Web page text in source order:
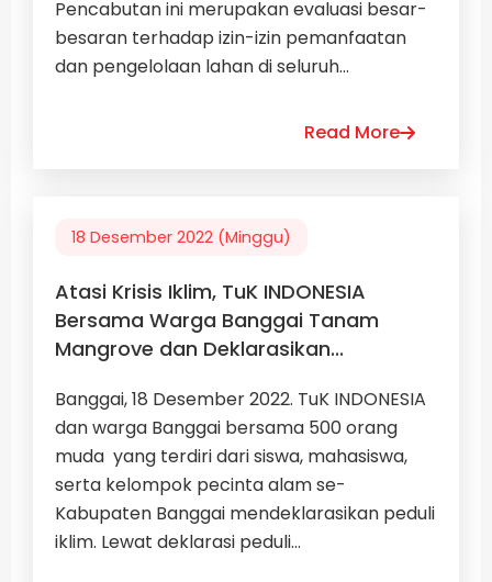
Pencabutan ini merupakan evaluasi besar-
besaran terhadap izin-izin pemanfaatan
dan pengelolaan lahan di seluruh...
Read More
18 Desember 2022 (Minggu)
Atasi Krisis Iklim, TuK INDONESIA
Bersama Warga Banggai Tanam
Mangrove dan Deklarasikan...
Banggai, 18 Desember 2022. TuK INDONESIA
dan warga Banggai bersama 500 orang
muda yang terdiri dari siswa, mahasiswa,
serta kelompok pecinta alam se-
Kabupaten Banggai mendeklarasikan peduli
iklim. Lewat deklarasi peduli...